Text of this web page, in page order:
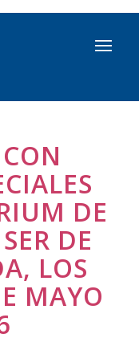
DE
DE
LOS
MAYO